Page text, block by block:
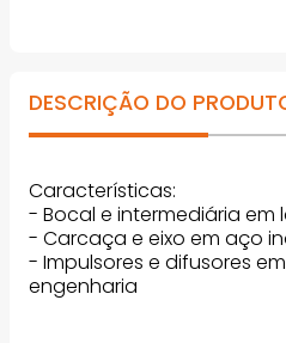
DESCRIÇÃO DO
Características:
- Bocal e intermediária em
- Carcaça e eixo em aço
- Impulsores e difusores
engenharia